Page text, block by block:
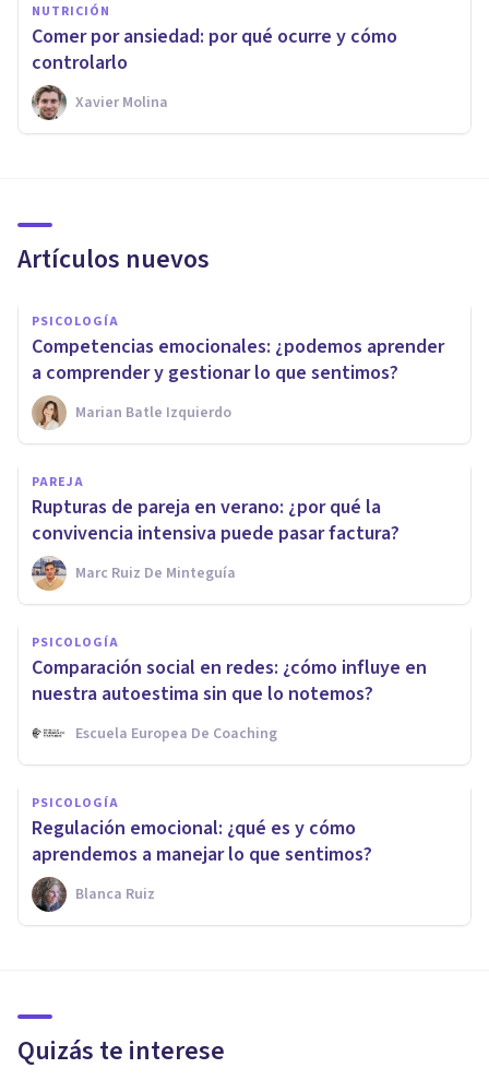
NUTRICIÓN
Comer por ansiedad: por qué ocurre y cómo
controlarlo
Xavier Molina
Artículos nuevos
PSICOLOGÍA
Competencias emocionales: ¿podemos aprender
a comprender y gestionar lo que sentimos?
Marian Batle Izquierdo
PAREJA
Rupturas de pareja en verano: ¿por qué la
convivencia intensiva puede pasar factura?
Marc Ruiz De Minteguía
PSICOLOGÍA
Comparación social en redes: ¿cómo influye en
nuestra autoestima sin que lo notemos?
Escuela Europea De Coaching
PSICOLOGÍA
Regulación emocional: ¿qué es y cómo
aprendemos a manejar lo que sentimos?
Blanca Ruiz
Quizás te interese